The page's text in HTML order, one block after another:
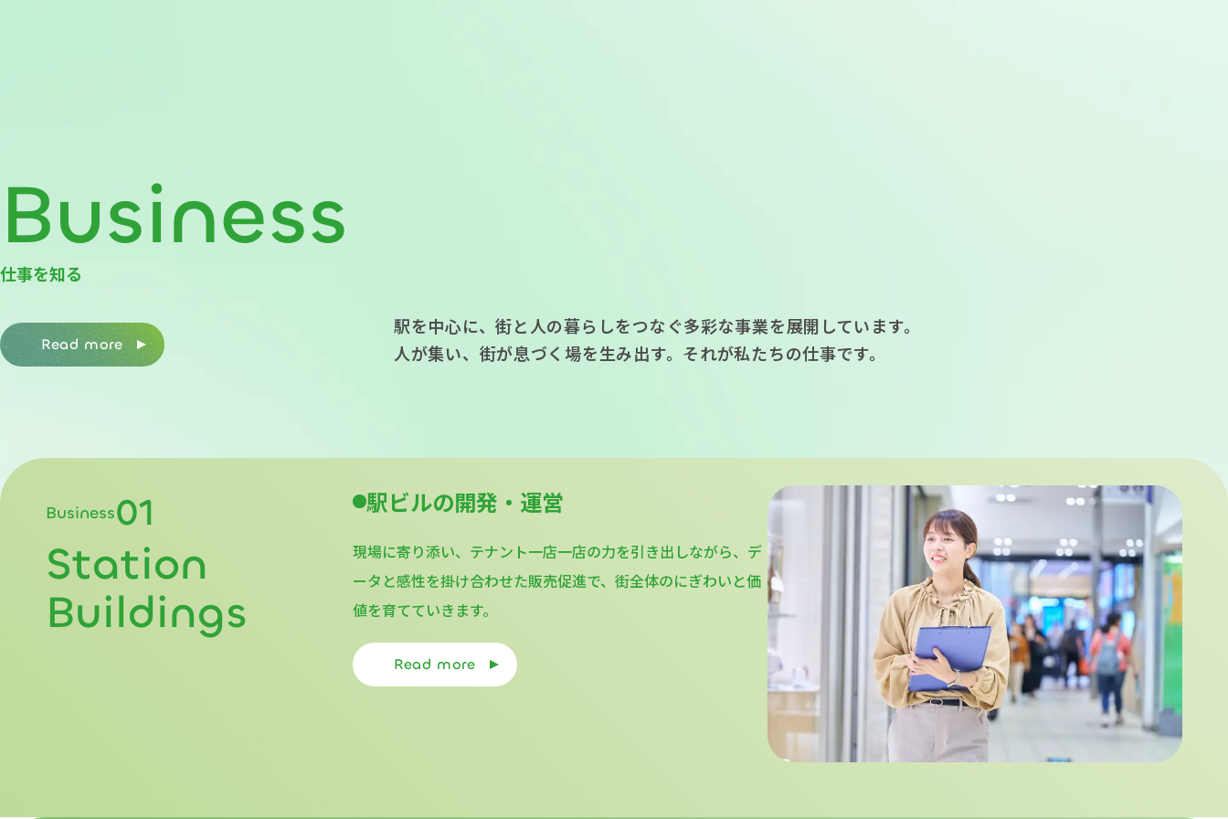
Business
仕事を知る
駅を中心に、街と人の暮らしをつなぐ多彩な事業を展開しています。
人が集い、街が息づく場を生み出す。それが私たちの仕事です。
Read more
Business01
Station
Buildings
駅ビルの開発・運営
現場に寄り添い、テナント一店一店の力を引き出しながら、デ
ータと感性を掛け合わせた販売促進で、街全体のにぎわいと価
値を育てていきます。
Read more